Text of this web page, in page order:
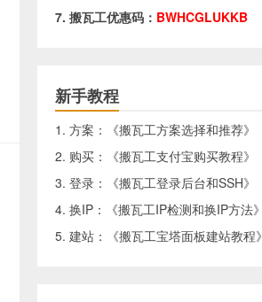
7. 搬瓦工优惠码： BWHCGLUKKB
新手教程
1. 方案：《搬瓦工方案选择和推荐》
2. 购买：《搬瓦工支付宝购买教程》
3. 登录：《搬瓦工登录后台和SSH》
4. 换IP：《搬瓦工IP检测和换IP方法》
5. 建站：《搬瓦工宝塔面板建站教程》